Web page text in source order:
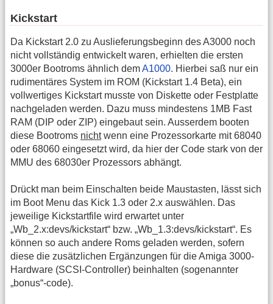
Kickstart
Da Kickstart 2.0 zu Auslieferungsbeginn des A3000 noch
nicht vollständig entwickelt waren, erhielten die ersten
3000er Bootroms ähnlich demA1000. Hierbei saß nur ein
rudimentäres System im ROM (Kickstart 1.4 Beta), ein
vollwertiges Kickstart musste von Diskette oder Festplatte
nachgeladen werden. Dazu muss mindestens 1MB Fast
RAM (DIP oder ZIP) eingebaut sein. Ausserdem booten
diese Bootroms nichtwenn eine Prozessorkarte mit 68040
oder 68060 eingesetzt wird, da hier der Code stark von der
MMU des 68030er Prozessors abhängt.
Drückt man beim Einschalten beide Maustasten, lässt sich
im Boot Menu das Kick 1.3 oder 2.x auswählen. Das
jeweilige Kickstartfile wird erwartet unter
„Wb_2.x:devs/kickstart“ bzw. „Wb_1.3:devs/kickstart“. Es
können so auch andere Roms geladen werden, sofern
diese die zusätzlichen Ergänzungen für die Amiga 3000-
Hardware (SCSI-Controller) beinhalten (sogenannter
„bonus“-code).